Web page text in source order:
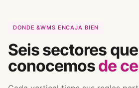
DONDE &WMS ENCAJA BIEN
Seis sectores que
conocemosde